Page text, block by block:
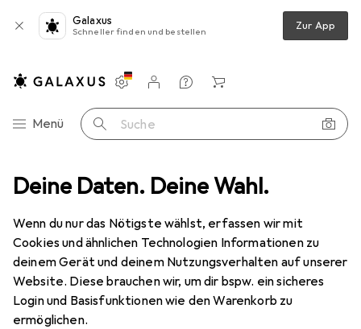
Deine Daten. Deine Wahl.
Wenn du nur das Nötigste wählst, erfassen wir mit
Cookies und ähnlichen Technologien Informationen zu
deinem Gerät und deinem Nutzungsverhalten auf unserer
Website. Diese brauchen wir, um dir bspw. ein sicheres
Login und Basisfunktionen wie den Warenkorb zu
ermöglichen.
Galaxus
Schneller finden und bestellen Zur App
Navigation nach Kategorien
Menü Suche
Einstellungen
Kundenkonto
Vergleichslisten
Merklisten
Warenkorb
RC Zubehör RC Auto Zubehör Amewi 0 Haken für Crawler
Amewi0 Haken für Crawler
EUR
24,62